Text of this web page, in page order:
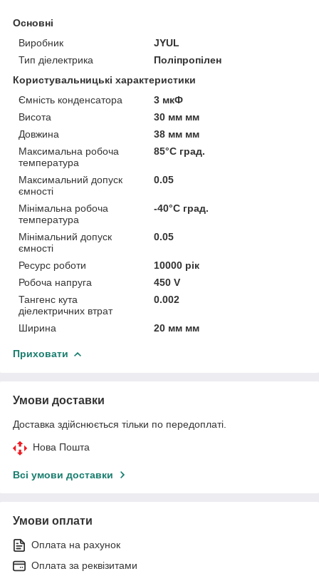
Основні
Виробник
JYUL
Тип діелектрика
Поліпропілен
Користувальницькі характеристики
Ємність конденсатора
3 мкФ
Висота
30 мм мм
Довжина
38 мм мм
Максимальна робоча
температура
85°С град.
Максимальний допуск
ємності
0.05
Мінімальна робоча
температура
-40°С град.
Мінімальний допуск
ємності
0.05
Ресурс роботи
10000 рік
Робоча напруга
450 V
Тангенс кута
діелектричних втрат
0.002
Ширина 20 мм мм
Приховати
Умови доставки
Доставка здійснюється тільки по передоплаті.
Нова Пошта
Всі умови доставки
Умови оплати
Оплата на рахунок
Оплата за реквізитами